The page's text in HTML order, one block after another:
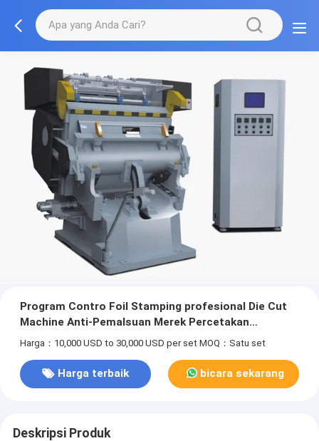
Program Contro Foil Stamping profesional Die Cut
Machine Anti-Pemalsuan Merek Percetakan
Teknologi
Harga：10,000 USD to 30,000 USD per set MOQ：Satu set
Harga terbaik bicara sekarang
Deskripsi Produk